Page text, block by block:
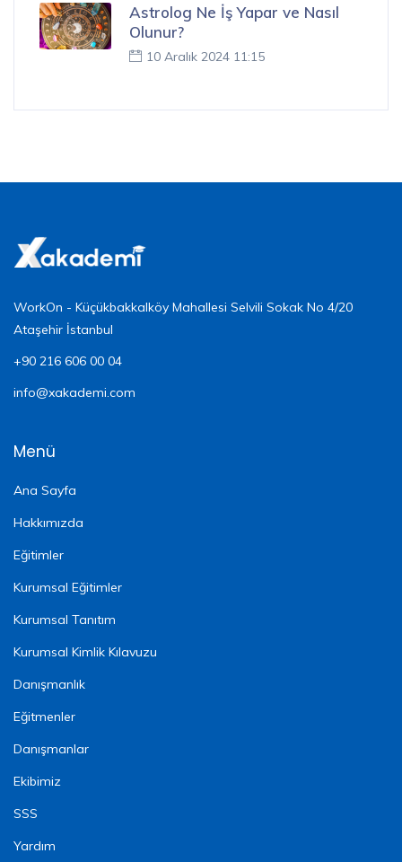
Astrolog Ne İş Yapar ve Nasıl
Olunur?
10 Aralık 2024 11:15
WorkOn - Küçükbakkalköy Mahallesi Selvili Sokak No 4/20
Ataşehir İstanbul
+90 216 606 00 04
info@xakademi.com
Menü
Ana Sayfa
Hakkımızda
Eğitimler
Kurumsal Eğitimler
Kurumsal Tanıtım
Kurumsal Kimlik Kılavuzu
Danışmanlık
Eğitmenler
Danışmanlar
Ekibimiz
SSS
Yardım